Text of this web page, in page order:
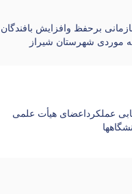
برحفظ وافزایش بافندگان
موردی شهرستان شیراز
عملکرداعضای هیأت علمی